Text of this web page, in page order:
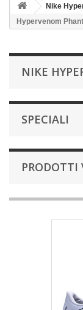
Nike
Hypervenom
NIKE
SPECIALI
PRODOTTI